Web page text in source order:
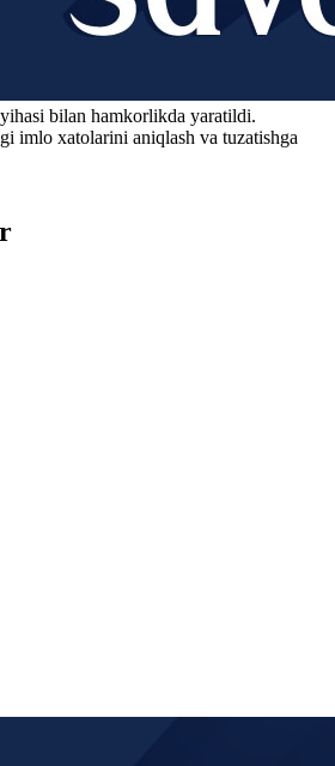
bilan hamkorlikda yaratildi.
imlo xatolarini aniqlash va tuzatishga